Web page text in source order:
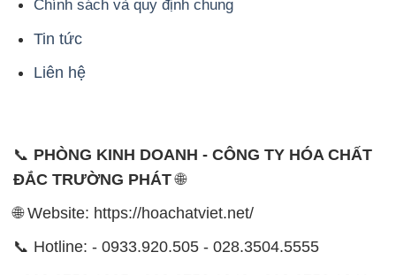
📞
PHÒNG KINH DOANH - CÔNG TY HÓA CHẤT
ĐẮC TRƯỜNG PHÁT
- 028.3756.1835 - 028.3756.1840 - 028.3756.1841-
0902.765.866